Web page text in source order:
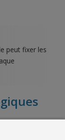
peut fixer les